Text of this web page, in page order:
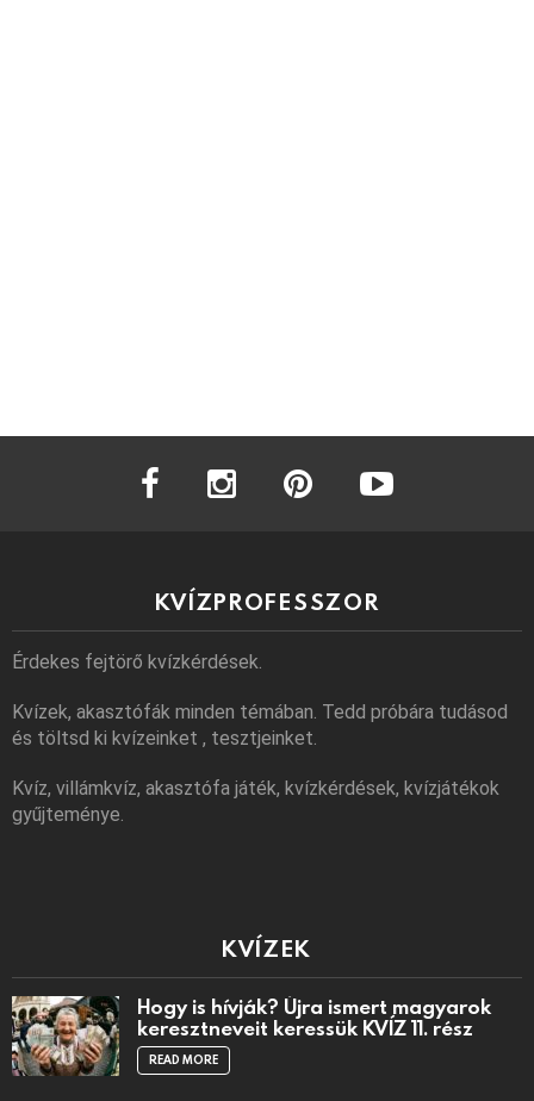
facebook instagram
KVÍZPROFESSZOR
Érdekes fejtörő kvízkérdések.
Kvízek, akasztófák minden témában. Tedd próbára tudásod
és töltsd ki kvízeinket , tesztjeinket.
Kvíz, villámkvíz, akasztófa játék, kvízkérdések, kvízjátékok
gyűjteménye.
KVÍZEK
Hogy is hívják? Újra ismert magyarok
keresztneveit keressük KVÍZ 11. rész
READ MORE